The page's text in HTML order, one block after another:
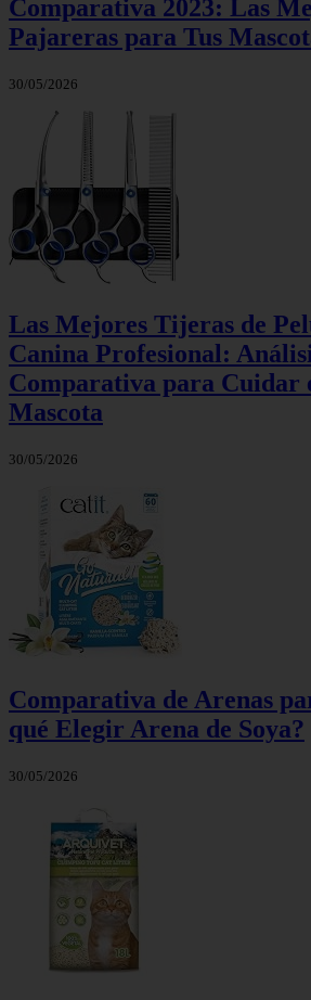
Comparativa 2023: Las
Pajareras para Tus
30/05/2026
Las Mejores Tijeras de
Canina Profesional:
Comparativa para Cuidar
Mascota
30/05/2026
Comparativa de Arenas
qué Elegir Arena de Soya?
30/05/2026